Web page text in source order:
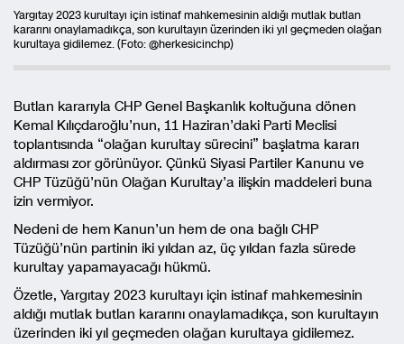
Yargıtay 2023 kurultayı için istinaf mahkemesinin aldığı mutlak butlan
kararını onaylamadıkça, son kurultayın üzerinden iki yıl geçmeden olağan
kurultaya gidilemez. (Foto: @herkesicinchp)
Butlan kararıyla CHP Genel Başkanlık koltuğuna dönen
Kemal Kılıçdaroğlu’nun, 11 Haziran’daki Parti Meclisi
toplantısında “olağan kurultay sürecini” başlatma kararı
aldırması zor görünüyor. Çünkü Siyasi Partiler Kanunu ve
CHP Tüzüğü’nün Olağan Kurultay’a ilişkin maddeleri buna
izin vermiyor.
Nedeni de hem Kanun’un hem de ona bağlı CHP
Tüzüğü’nün partinin iki yıldan az, üç yıldan fazla sürede
kurultay yapamayacağı hükmü.
Özetle, Yargıtay 2023 kurultayı için istinaf mahkemesinin
aldığı mutlak butlan kararını onaylamadıkça, son kurultayın
üzerinden iki yıl geçmeden olağan kurultaya gidilemez.